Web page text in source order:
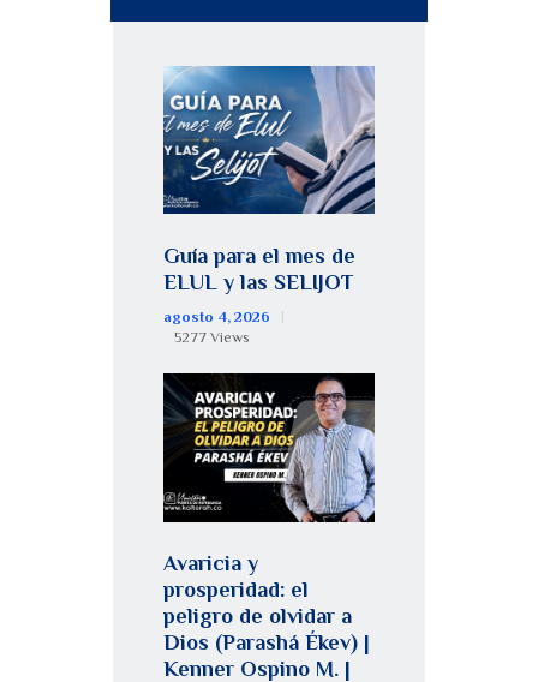
Guía para el mes de
ELUL y las SELIJOT
agosto 4, 2026
5277 Views
Avaricia y
prosperidad: el
peligro de olvidar a
Dios (Parashá Ékev) |
Kenner Ospino M. |